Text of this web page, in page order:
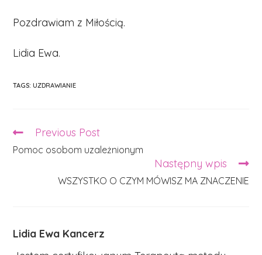
Pozdrawiam z Miłością.
Lidia Ewa.
TAGS:UZDRAWIANIE
Read
articles
Previous Post
Pomoc osobom uzależnionym
Następny wpis
WSZYSTKO O CZYM MÓWISZ MA ZNACZENIE
Lidia Ewa Kancerz